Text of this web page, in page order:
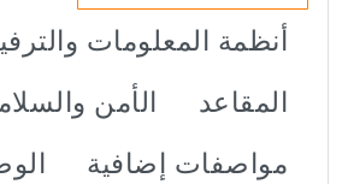
أنظمة المعلومات
المقاعد
الأمن
مواصفات إضافية